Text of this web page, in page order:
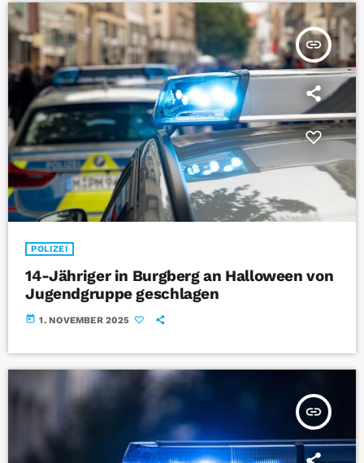
insert_link
POLIZEI
14-Jähriger in Burgberg an Halloween von
Jugendgruppe geschlagen
today 1. NOVEMBER 2025
insert_link